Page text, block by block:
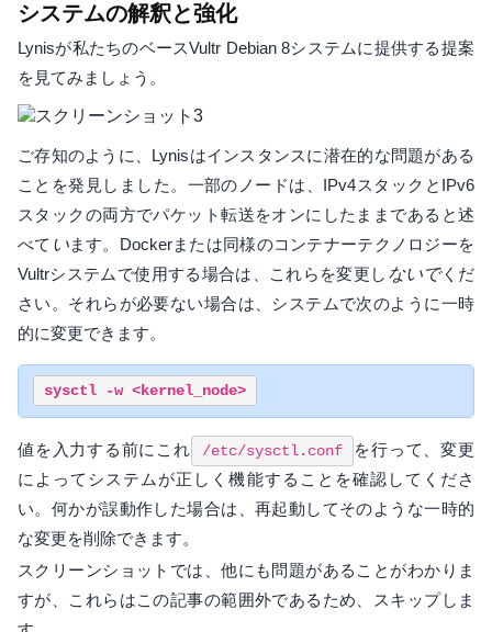
システムの解釈と強化
Lynisが私たちのベースVultr Debian 8システムに提供する提案
を見てみましょう。
ご存知のように、Lynisはインスタンスに潜在的な問題がある
ことを発見しました。一部のノードは、IPv4スタックとIPv6
スタックの両方でパケット転送をオンにしたままであると述
べて います。Dockerまたは同様のコンテナーテクノロジーを
Vultrシステムで使用する場合は、これらを変更し ないでくだ
さい。それらが必要ない場合は、システムで次のように一時
的に変更できます。
値を入力する前にこれ /etc/sysctl.conf
を行って、変更
によってシステムが正しく機能することを確認してくださ
い。何かが誤動作した場合は、再起動してそのような一時的
な変更を削除できます。
スクリーンショットでは、他にも問題があることがわかりま
すが、これらはこの記事の範囲外であるため、スキップしま